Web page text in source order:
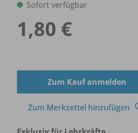
Sofort verfügbar
1,80 €
Zum Kauf anmelden
Zum Merkzettel hinzufügen